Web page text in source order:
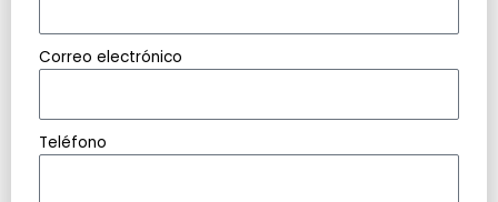
Correo electrónico
Teléfono